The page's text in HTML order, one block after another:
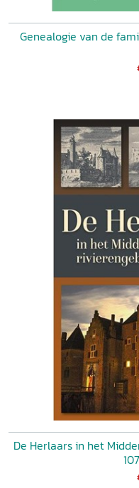
Genealogie van de
De Herlaars in het